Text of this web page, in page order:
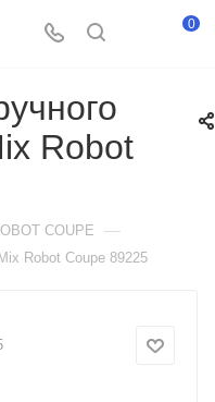
0
Robot
COUPE —
Robot Coupe 89225